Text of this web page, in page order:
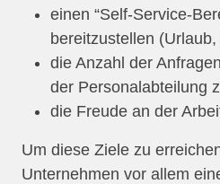
einen “Self-Service-
bereitzustellen
die Anzahl der
der Personalabteilung
die Freude an der
Um diese Ziele zu
Unternehmen vor allem